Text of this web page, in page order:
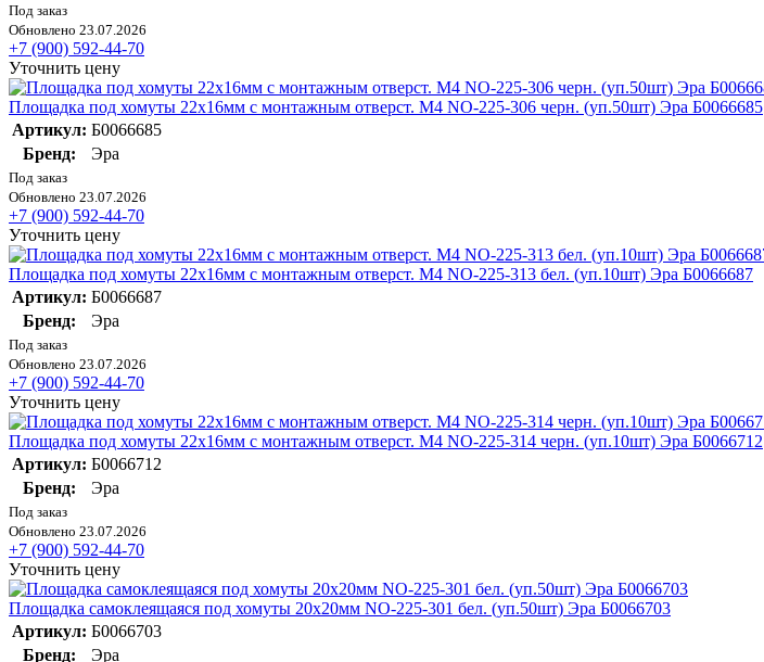
Под заказ
Обновлено 23.07.2026
+7 (900) 592-44-70
Уточнить цену
Площадка под хомуты 22х16мм с монтажным отверст. М4 NO-225-306 черн. (уп.50шт) Эра Б0066685
Артикул: Б0066685
Бренд:
Эра
Под заказ
Обновлено 23.07.2026
+7 (900) 592-44-70
Уточнить цену
Площадка под хомуты 22х16мм с монтажным отверст. М4 NO-225-313 бел. (уп.10шт) Эра Б0066687
Артикул: Б0066687
Бренд:
Эра
Под заказ
Обновлено 23.07.2026
+7 (900) 592-44-70
Уточнить цену
Площадка под хомуты 22х16мм с монтажным отверст. М4 NO-225-314 черн. (уп.10шт) Эра Б0066712
Артикул: Б0066712
Бренд:
Эра
Под заказ
Обновлено 23.07.2026
+7 (900) 592-44-70
Уточнить цену
Площадка самоклеящаяся под хомуты 20х20мм NO-225-301 бел. (уп.50шт) Эра Б0066703
Артикул: Б0066703
Бренд:
Эра